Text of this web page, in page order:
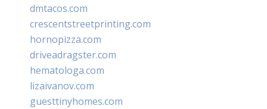
dmtacos.com
crescentstreetprinting.com
hornopizza.com
driveadragster.com
hematologa.com
lizaivanov.com
guesttinyhomes.com